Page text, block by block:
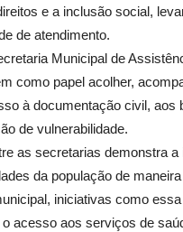
e a inclusão social,
de atendimento.
Municipal de
como papel acolher,
à documentação civil,
de vulnerabilidade.
as secretarias demonstra
da população de
iniciativas como
acesso aos serviços de